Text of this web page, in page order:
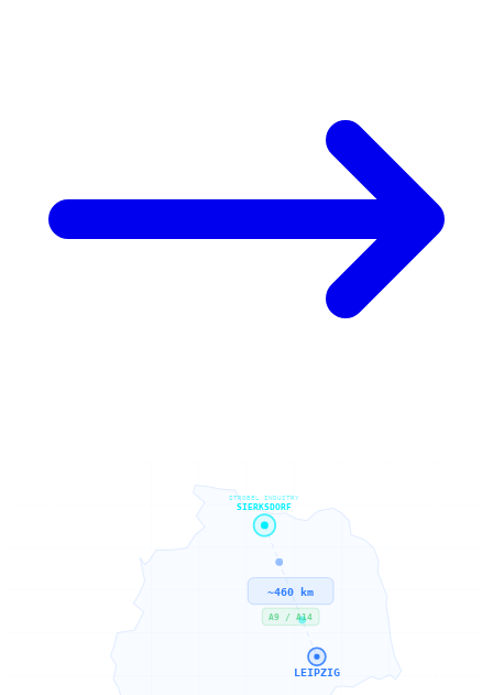
SIERKSDORF
STROBEL INDUSTRY
LEIPZIG
~460 km
A9 / A14